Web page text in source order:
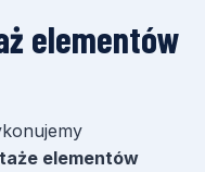
elementów
elementów